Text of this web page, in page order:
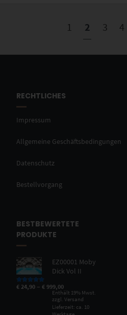
1 2 3 4
RECHTLICHES
Impressum
Allgemeine Geschäftsbedingungen
Datenschutz
Bestellvorgang
BESTBEWERTETE
PRODUKTE
EZ00001 Moby
Dick Vol II
Bewertet mit
von 5
€ 24,90 –€ 999,00
Enthält 19% Mwst.
zzgl.Versand
Lieferzeit: ca. 10